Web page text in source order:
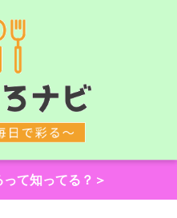
て知ってる？＞